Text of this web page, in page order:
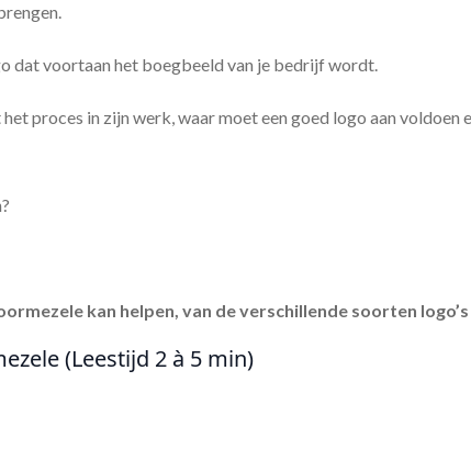
dat voortaan het boegbeeld van je bedrijf wordt.
proces in zijn werk, waar moet een goed logo aan voldoen
kan helpen, van de verschillende soorten
(Leestijd 2 à 5 min)